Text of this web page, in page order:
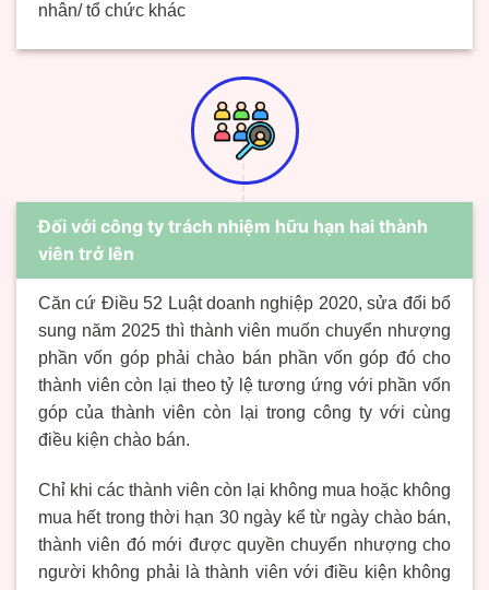
nhân/ tổ chức khác
Đối với công ty trách nhiệm hữu hạn hai thành
viên trở lên
Căn cứ Điều 52 Luật doanh nghiệp 2020, sửa đổi bổ
sung năm 2025 thì thành viên muốn chuyển nhượng
phần vốn góp phải chào bán phần vốn góp đó cho
thành viên còn lại theo tỷ lệ tương ứng với phần vốn
góp của thành viên còn lại trong công ty với cùng
điều kiện chào bán.
Chỉ khi các thành viên còn lại không mua hoặc không
mua hết trong thời hạn 30 ngày kể từ ngày chào bán,
thành viên đó mới được quyền chuyển nhượng cho
người không phải là thành viên với điều kiện không